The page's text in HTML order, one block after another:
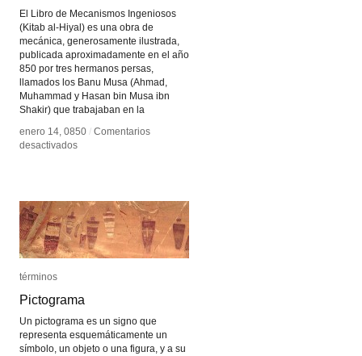
El Libro de Mecanismos Ingeniosos
(Kitab al-Hiyal) es una obra de
mecánica, generosamente ilustrada,
publicada aproximadamente en el año
850 por tres hermanos persas,
llamados los Banu Musa (Ahmad,
Muhammad y Hasan bin Musa ibn
Shakir) que trabajaban en la
enero 14, 0850 / Comentarios
desactivadosen
Ingeniosos
enero 14, 0850 / Comentarios
desactivadosen
Ingeniosos
términos
Pictograma
Un pictograma es un signo que
representa esquemáticamente un
símbolo, un objeto o una figura, y a su
términos
Pictograma